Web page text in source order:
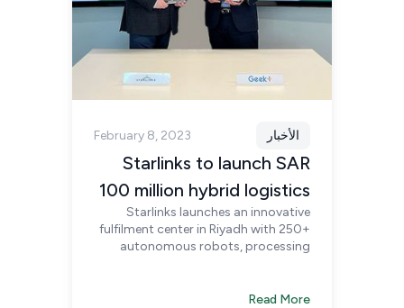
الأخبار February 8, 2023
Starlinks to launch SAR
100 million hybrid logistics
facility in Riyadh
Starlinks launches an innovative
fulfilment center in Riyadh with 250+
autonomous robots, processing
Saudi Vision 2030.
Read More